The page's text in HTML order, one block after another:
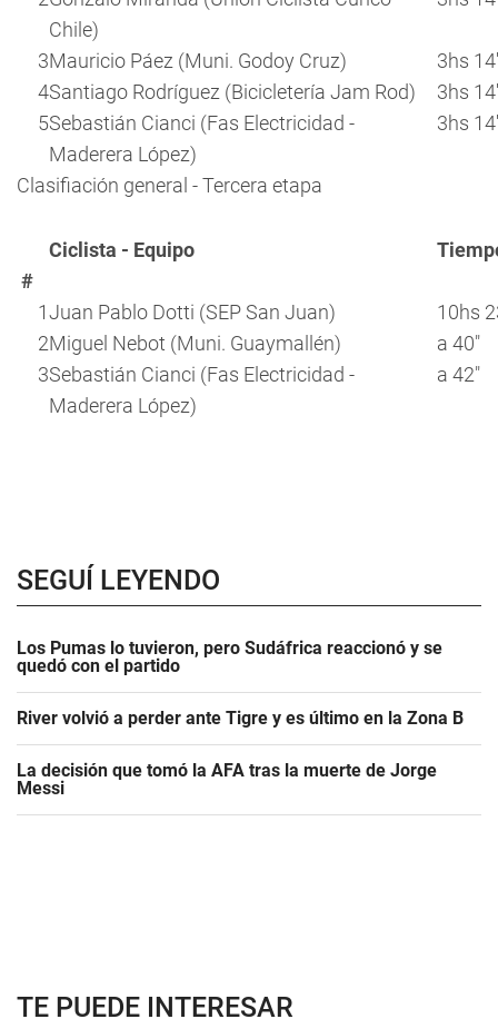
Chile)
3Mauricio Páez (Muni. Godoy Cruz)
3hs
4Santiago Rodríguez (Bicicletería Jam Rod)
3hs
5Sebastián Cianci (Fas Electricidad -
Maderera López)
3hs
Clasifiación general - Tercera etapa
#
Ciclista - Equipo
1Juan Pablo Dotti (SEP San Juan)
10hs
2Miguel Nebot (Muni. Guaymallén)
a 40"
3Sebastián Cianci (Fas Electricidad -
Maderera López)
a 42"
SEGUÍ LEYENDO
Los Pumas lo tuvieron, pero Sudáfrica reaccionó y se
quedó con el partido
River volvió a perder ante Tigre y es último en la Zona B
La decisión que tomó la AFA tras la muerte de Jorge
Messi
TE PUEDE INTERESAR